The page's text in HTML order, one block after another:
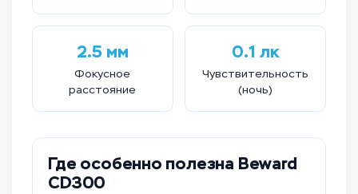
2.5 мм
Фокусное
расстояние
0.1 лк
Чувствительность
(ночь)
Где особенно полезна Beward
CD300